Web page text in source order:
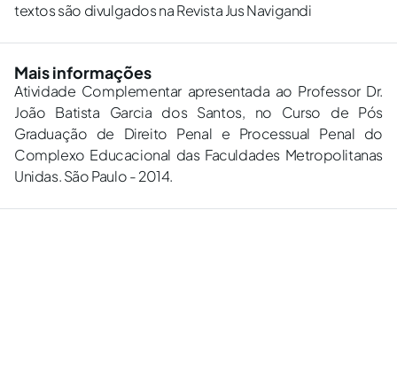
textos são divulgados na Revista Jus Navigandi
Mais informações
Atividade Complementar apresentada ao Professor Dr.
João Batista Garcia dos Santos, no Curso de Pós
Graduação de Direito Penal e Processual Penal do
Complexo Educacional das Faculdades Metropolitanas
Unidas. São Paulo - 2014.